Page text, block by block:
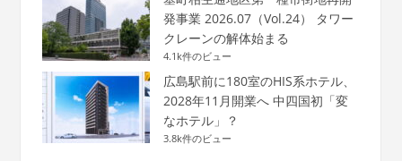
発事業 2026.07（Vol.24） タワー
クレーンの解体始まる
4.1k件のビュー
広島駅前に180室のHIS系ホテル、
2028年11月開業へ 中四国初「変
なホテル」？
3.8k件のビュー